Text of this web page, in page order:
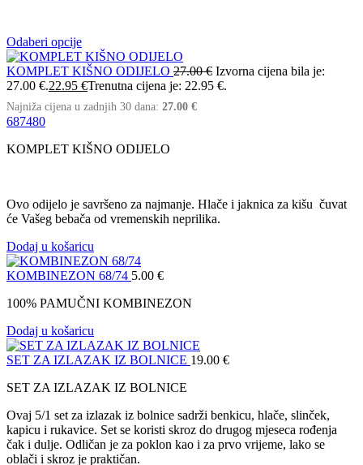
Odaberi opcije
KOMPLET KIŠNO ODIJELO 27.00€ Izvorna cijena bila je:
27.00 €.22.95 €Trenutna cijena je: 22.95 €.
Najniža cijena u zadnjih 30 dana: 27.00 €
687480
KOMPLET KIŠNO ODIJELO
Ovo odijelo je savršeno za najmanje. Hlače i jaknica za kišu čuvat
će Vašeg bebača od vremenskih neprilika.
Dodaj u košaricu
KOMBINEZON 68/74 5.00 €
100% PAMUČNI KOMBINEZON
Dodaj u košaricu
SET ZA IZLAZAK IZ BOLNICE 19.00 €
SET ZA IZLAZAK IZ BOLNICE
Ovaj 5/1 set za izlazak iz bolnice sadrži benkicu, hlače, slinček,
kapicu i rukavice. Set se koristi skroz do drugog mjeseca rođenja
čak i dulje. Odličan je za poklon kao i za prvo vrijeme, lako se
oblači i skroz je praktičan.